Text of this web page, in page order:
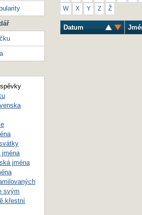
W X Y Z Ž
Datum
jména
jména
svým
křestní